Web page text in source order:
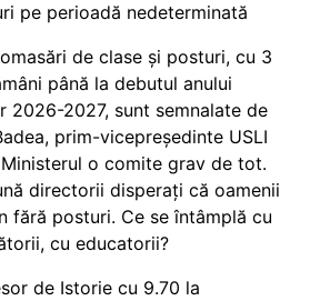
pe perioadă nedeterminată
de clase și posturi, cu 3
până la debutul anului
2026-2027, sunt semnalate de
prim-vicepreședinte USLI
o comite grav de tot.
directorii disperați că oamenii
fără posturi. Ce se întâmplă cu
cu educatorii?
de Istorie cu 9.70 la